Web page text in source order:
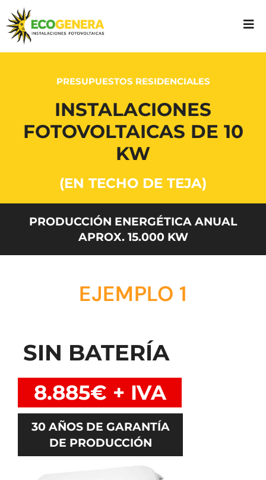
PRESUPUESTOS RESIDENCIALES
INSTALACIONES
FOTOVOLTAICAS DE 10
KW
(EN TECHO DE TEJA)
PRODUCCIÓN ENERGÉTICA ANUAL
APROX. 15.000 KW
EJEMPLO 1
SIN BATERÍA
8.885€ + IVA
30 AÑOS DE GARANTÍA
DE PRODUCCIÓN